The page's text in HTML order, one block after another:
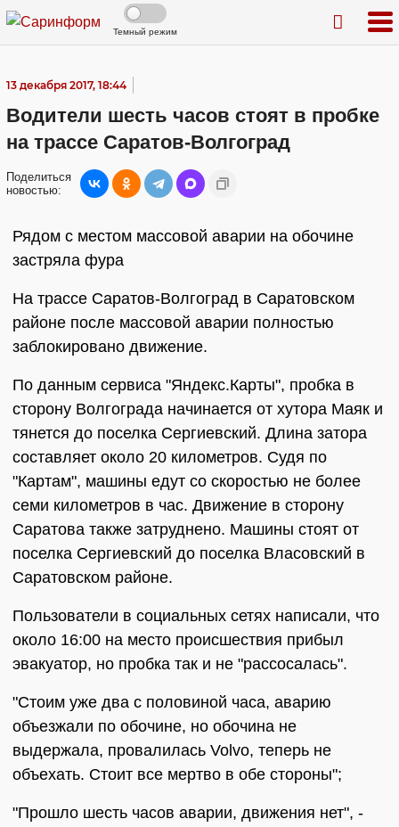
Темный режим
13 декабря 2017, 18:44
Водители шесть часов стоят в пробке
на трассе Саратов-Волгоград
Поделиться
новостью:
Рядом с местом массовой аварии на обочине
застряла фура
На трассе Саратов-Волгоград в Саратовском
районе после массовой аварии полностью
заблокировано движение.
По данным сервиса "Яндекс.Карты", пробка в
сторону Волгограда начинается от хутора Маяк и
тянется до поселка Сергиевский. Длина затора
составляет около 20 километров. Судя по
"Картам", машины едут со скоростью не более
семи километров в час. Движение в сторону
Саратова также затруднено. Машины стоят от
поселка Сергиевский до поселка Власовский в
Саратовском районе.
Пользователи в социальных сетях написали, что
около 16:00 на место происшествия прибыл
эвакуатор, но пробка так и не "рассосалась".
"Стоим уже два с половиной часа, аварию
объезжали по обочине, но обочина не
выдержала, провалилась Volvo, теперь не
объехать. Стоит все мертво в обе стороны";
"Прошло шесть часов аварии, движения нет", -